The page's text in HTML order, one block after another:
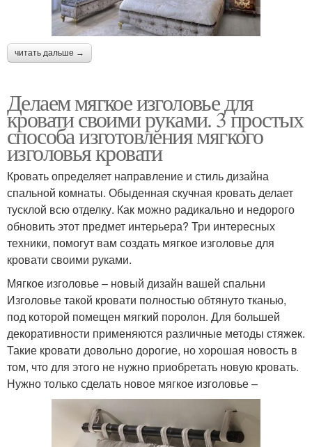
читать дальше →
Делаем мягкое изголовье для
кровати своими руками. 3 простых
способа изготовления мягкого
изголовья кровати
Кровать определяет направление и стиль дизайна
спальной комнаты. Обыденная скучная кровать делает
тусклой всю отделку. Как можно радикально и недорого
обновить этот предмет интерьера? Три интересных
техники, помогут вам создать мягкое изголовье для
кровати своими руками.
Мягкое изголовье – новый дизайн вашей спальни
Изголовье такой кровати полностью обтянуто тканью,
под которой помещен мягкий поролон. Для большей
декоративности применяются различные методы стяжек.
Такие кровати довольно дорогие, но хорошая новость в
том, что для этого не нужно приобретать новую кровать.
Нужно только сделать новое мягкое изголовье –